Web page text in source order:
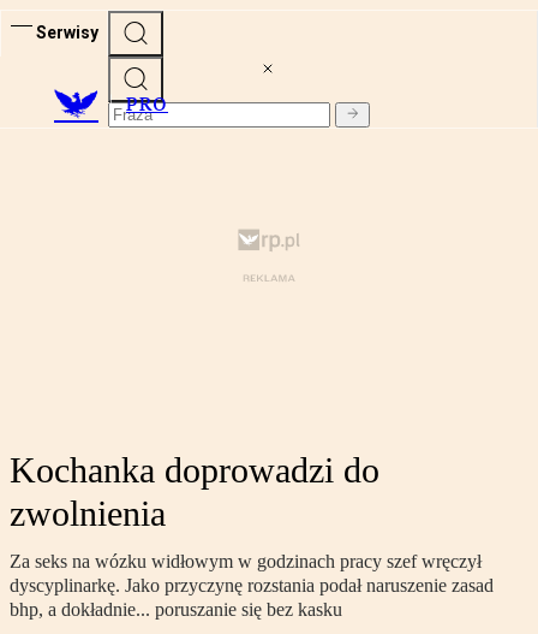
Serwisy
PRO
Kochanka doprowadzi do
zwolnienia
Za seks na wózku widłowym w godzinach pracy szef wręczył
dyscyplinarkę. Jako przyczynę rozstania podał naruszenie zasad
bhp, a dokładnie... poruszanie się bez kasku